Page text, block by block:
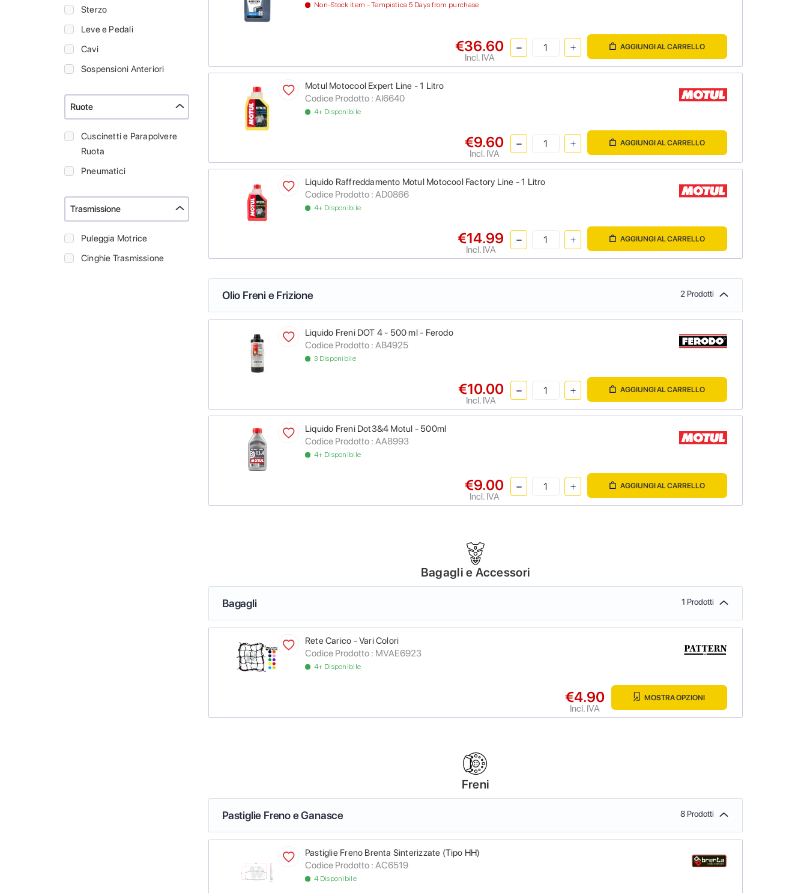
Sterzo
Leve e Pedali
Cavi
Sospensioni Anteriori
Ruote
Cuscinetti e Parapolvere
Ruota
Pneumatici
Trasmissione
Puleggia Motrice
Cinghie Trasmissione
Non-Stock Item - Tempistica 5 Days from purchase
€36.60
Incl. IVA
AGGIUNGI AL CARRELLO
Motul Motocool Expert Line - 1 Litro
Codice Prodotto : AI6640
4+ Disponibile
€9.60
Incl. IVA
AGGIUNGI AL CARRELLO
Liquido Raffreddamento Motul Motocool Factory Line - 1 Litro
Codice Prodotto : AD0866
4+ Disponibile
€14.99
Incl. IVA
AGGIUNGI AL CARRELLO
Olio Freni e Frizione 2 Prodotti
Liquido Freni DOT 4 - 500 ml - Ferodo
Codice Prodotto : AB4925
3 Disponibile
€10.00
Incl. IVA
AGGIUNGI AL CARRELLO
Liquido Freni Dot3&4 Motul - 500ml
Codice Prodotto : AA8993
4+ Disponibile
€9.00
Incl. IVA
AGGIUNGI AL CARRELLO
Bagagli e Accessori
Bagagli 1 Prodotti
Rete Carico - Vari Colori
Codice Prodotto : MVAE6923
4+ Disponibile
€4.90
Incl. IVA
MOSTRA OPZIONI
Freni
Pastiglie Freno e Ganasce 8 Prodotti
Pastiglie Freno Brenta Sinterizzate (Tipo HH)
Codice Prodotto : AC6519
4 Disponibile